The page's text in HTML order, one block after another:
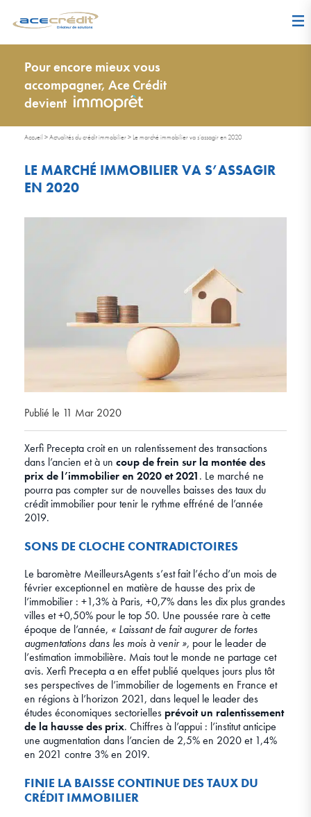
Pour encore mieux vous
accompagner, Ace Crédit
devient
Accueil >Actualités du crédit immobilier> Le marché immobilier va s’assagir en 2020
LE MARCHÉ IMMOBILIER VA S’ASSAGIR
EN 2020
Publié le 11 Mar 2020
Xerfi Precepta croit en un ralentissement des transactions
dans l’ancien et à un coup de frein sur la montée des
prix de l’immobilier en 2020 et 2021. Le marché ne
pourra pas compter sur de nouvelles baisses des taux du
crédit immobilier pour tenir le rythme effréné de l’année
2019.
SONS DE CLOCHE CONTRADICTOIRES
Le baromètre MeilleursAgents s’est fait l’écho d’un mois de
février exceptionnel en matière de hausse des prix de
l’immobilier : +1,3% à Paris, +0,7% dans les dix plus grandes
villes et +0,50% pour le top 50. Une poussée rare à cette
époque de l’année, « Laissant de fait augurer de fortes
augmentations dans les mois à venir », pour le leader de
l’estimation immobilière. Mais tout le monde ne partage cet
avis. Xerfi Precepta a en effet publié quelques jours plus tôt
ses perspectives de l’immobilier de logements en France et
en régions à l’horizon 2021, dans lequel le leader des
études économiques sectorielles prévoit un ralentissement
de la hausse des prix. Chiffres à l’appui : l’institut anticipe
une augmentation dans l’ancien de 2,5% en 2020 et 1,4%
en 2021 contre 3% en 2019.
FINIE LA BAISSE CONTINUE DES TAUX DU
CRÉDIT IMMOBILIER